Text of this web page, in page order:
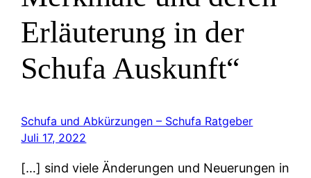
Erläuterung in der
Schufa Auskunft“
Schufa und Abkürzungen – Schufa Ratgeber
Juli 17, 2022
[…] sind viele Änderungen und Neuerungen in